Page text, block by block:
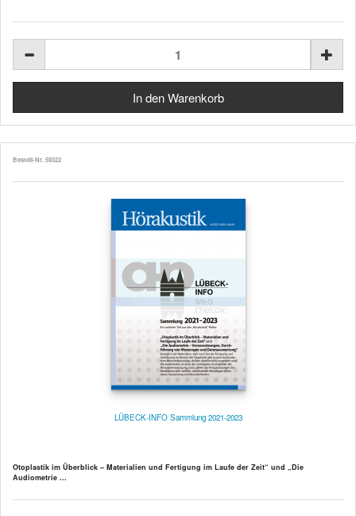
Bestell-Nr. 59322
LÜBECK-INFO Sammlung 2021-2023
Otoplastik im Überblick – Materialien und Fertigung im Laufe der Zeit“ und „Die
Audiometrie ...